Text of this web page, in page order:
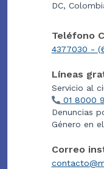
DC,
Teléfono
4377030 -
Líneas
Servicio al
01 8000
Denuncias
Género en
Correo